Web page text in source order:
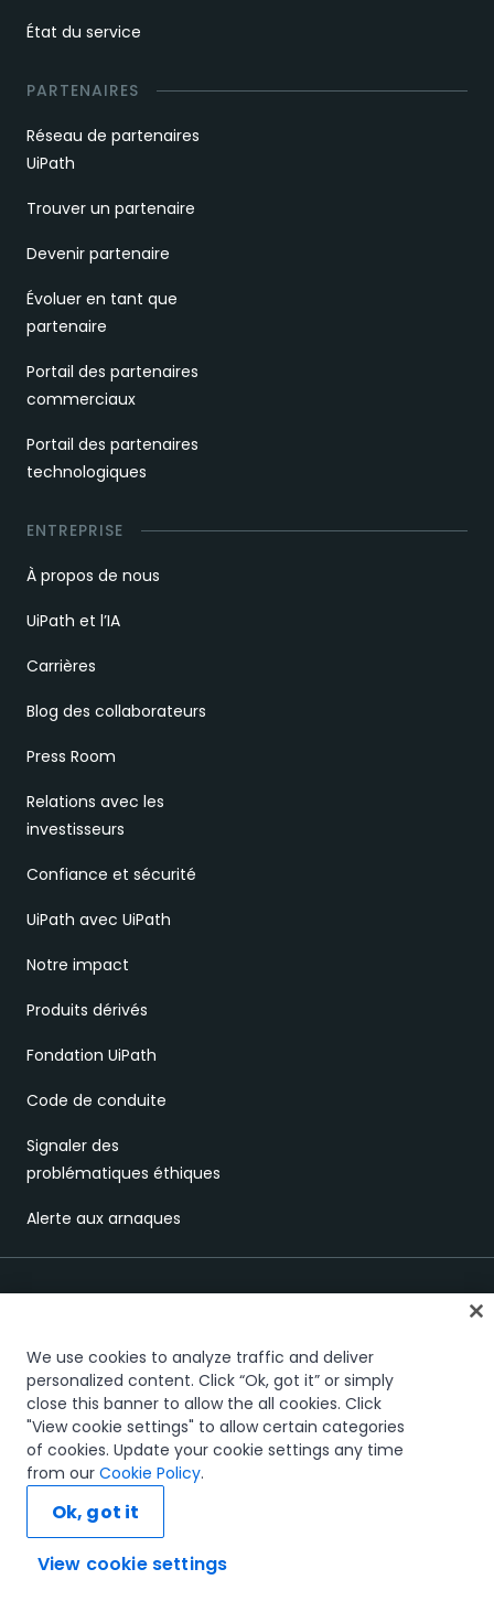
État du service
PARTENAIRES
Réseau de partenaires
UiPath
Trouver un partenaire
Devenir partenaire
Évoluer en tant que
partenaire
Portail des partenaires
commerciaux
Portail des partenaires
technologiques
ENTREPRISE
À propos de nous
UiPath et l’IA
Carrières
Blog des collaborateurs
Press Room
Relations avec les
investisseurs
Confiance et sécurité
UiPath avec UiPath
Notre impact
Produits dérivés
Fondation UiPath
Code de conduite
Signaler des
problématiques éthiques
Alerte aux arnaques
Confiance et sécurité Terms of UsePrivacy PolicyCookies Policy
Your Privacy Choices
The UiPath word mark, logos, and robots are registered
trademarks owned by UiPath, Inc. and its affiliates. UiPath® is a
registered trademark in the United States and several countries
© 2005-2026 UiPath. All rights reserved.
We use cookies to analyze traffic and deliver
personalized content. Click “Ok, got it” or simply
close this banner to allow the all cookies. Click
"View cookie settings" to allow certain categories
of cookies. Update your cookie settings any time
from our Cookie Policy.
View cookie settings
Ok, got it